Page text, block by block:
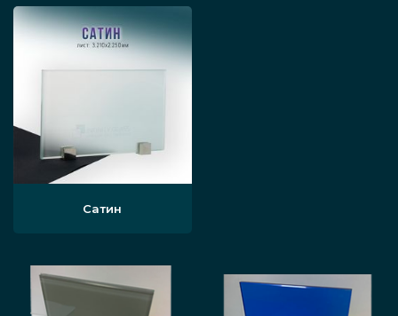
алюминиевой рамы или коробки для
проема, и поверхности стеклянного
полотна межкомнатной модели
порошковую окраску по всей площади
в цвета, которые устанавливаются
стандартом RAL для алюминиевых
нестандартные их сочетания, которые
подходят к интерьерному стилю.
Сатин